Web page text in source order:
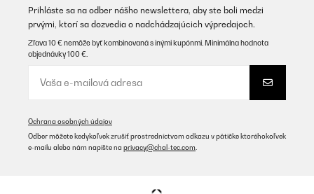
Prihláste sa na odber nášho newslettera, aby ste boli medzi
prvými, ktorí sa dozvedia o nadchádzajúcich výpredajoch.
Zľava 10 € nemôže byť kombinovaná s inými kupónmi. Minimálna hodnota
objednávky 100 €.
Ochrana osobných údajov
Odber môžete kedykoľvek zrušiť prostredníctvom odkazu v pätičke ktoréhokoľvek
e-mailu alebo nám napíšte na privacy@chal-tec.com